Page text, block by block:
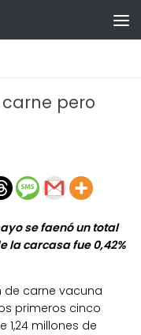
pero
se faenó un total
la carcasa fue 0,42%
de carne vacuna
primeros cinco
millones de